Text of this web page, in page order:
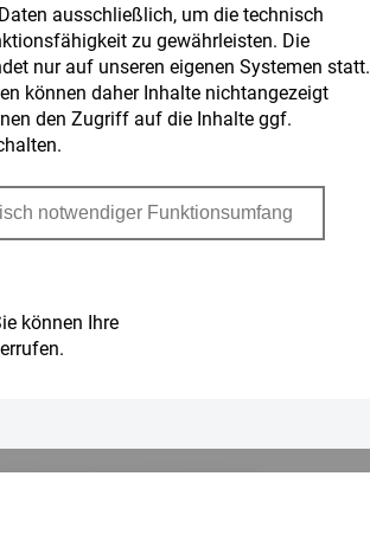
ausschließlich, um die technisch
zu gewährleisten. Die
nur auf unseren eigenen Systemen statt.
können daher Inhalte nichtangezeigt
den Zugriff auf die Inhalte ggf.
können Ihre